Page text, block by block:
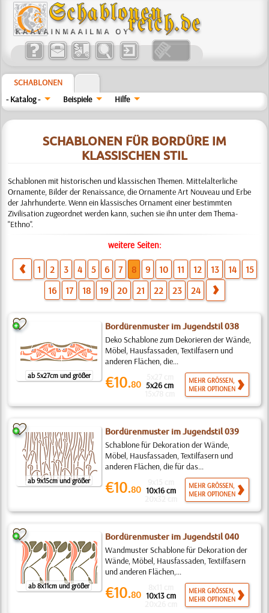
SCHABLONEN
- Katalog -
Beispiele Hilfe
SCHABLONEN FÜR BORDÜRE IM
KLASSISCHEN STIL
Schablonen mit historischen und klassischen Themen. Mittelalterliche
Ornamente, Bilder der Renaissance, die Ornamente Art Nouveau und Erbe
der Jahrhunderte. Wenn ein klassisches Ornament einer bestimmten
Zivilisation zugeordnet werden kann, suchen sie ihn unter dem Thema-
"Ethno".
weitere Seiten:
1 2 3 4 5 6 7 8 9 10 11 12 13 14
15
16
17 18 19 20 21 22 23 24
ab 5x27cm und größer
Bordürenmuster im Jugendstil 038
Deko Schablone zum Dekorieren der Wände,
Möbel, Hausfassaden, Textilfasern und
anderen Flächen, die...
€10.80 5x26 cm
MEHR GRÖSSEN,
MEHR OPTIONEN
ab 9x15cm und größer
Bordürenmuster im Jugendstil 039
Schablone für Dekoration der Wände,
Möbel, Hausfassaden, Textilfasern und
anderen Flächen, die für das...
€10.80 10x16 cm
MEHR GRÖSSEN,
MEHR OPTIONEN
ab 8x11cm und größer
Bordürenmuster im Jugendstil 040
Wandmuster Schablone für Dekoration der
Wände, Möbel, Hausfassaden, Textilfasern
und anderen Flächen,...
€10.80 10x13 cm
MEHR GRÖSSEN,
MEHR OPTIONEN